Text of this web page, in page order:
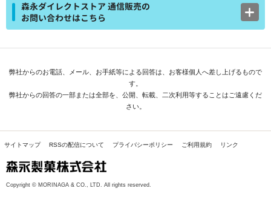
森永ダイレクトストア 通信販売の
お問い合わせはこちら
弊社からのお電話、メール、お手紙等による回答は、お客様個人へ差し上げるもので
す。
弊社からの回答の一部または全部を、公開、転載、二次利用等することはご遠慮くだ
さい。
サイトマップ RSSの配信について プライバシーポリシー ご利用規約 リンク
Copyright © MORINAGA & CO., LTD. All rights reserved.